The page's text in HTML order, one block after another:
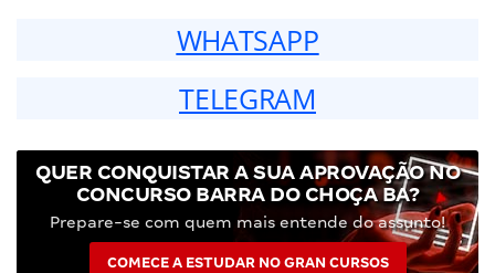
WHATSAPP
TELEGRAM
QUER CONQUISTAR A SUA APROVAÇÃO NO
CONCURSO BARRA DO CHOÇA BA?
Prepare-se com quem mais entende do assunto!
COMECE A ESTUDAR NO GRAN CURSOS